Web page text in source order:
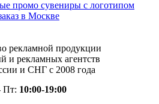
рекламной продукции
и рекламных агентств
и СНГ с 2008 года
Пт: 10:00-19:00